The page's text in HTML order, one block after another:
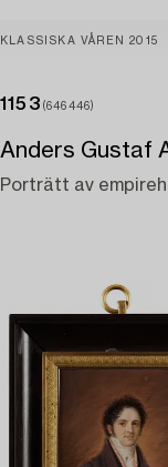
KLASSISKA VÅREN 2015
1153 (646446)
Anders Gustaf
Porträtt av